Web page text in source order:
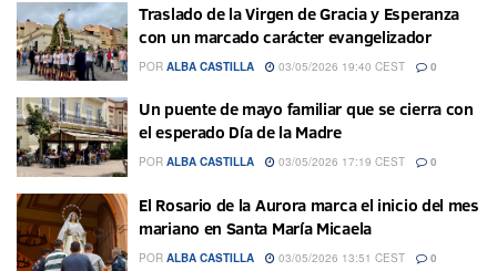
Traslado de la Virgen de Gracia y Esperanza
con un marcado carácter evangelizador
POR ALBA CASTILLA 03/05/2026 19:40 CEST 0
Un puente de mayo familiar que se cierra con
el esperado Día de la Madre
POR ALBA CASTILLA 03/05/2026 17:19 CEST 0
El Rosario de la Aurora marca el inicio del mes
mariano en Santa María Micaela
POR ALBA CASTILLA 03/05/2026 13:51 CEST 0